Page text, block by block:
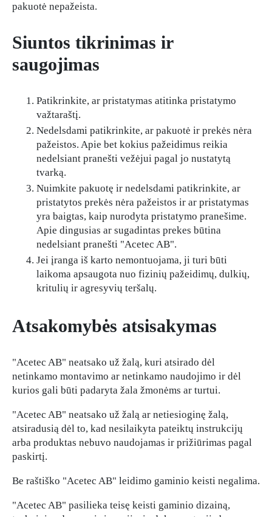
pakuotė nepažeista.
Siuntos tikrinimas ir
saugojimas
Patikrinkite, ar pristatymas atitinka pristatymo
važtaraštį.
Nedelsdami patikrinkite, ar pakuotė ir prekės nėra
pažeistos. Apie bet kokius pažeidimus reikia
nedelsiant pranešti vežėjui pagal jo nustatytą
tvarką.
Nuimkite pakuotę ir nedelsdami patikrinkite, ar
pristatytos prekės nėra pažeistos ir ar pristatymas
yra baigtas, kaip nurodyta pristatymo pranešime.
Apie dingusias ar sugadintas prekes būtina
nedelsiant pranešti "Acetec AB".
Jei įranga iš karto nemontuojama, ji turi būti
laikoma apsaugota nuo fizinių pažeidimų, dulkių,
kritulių ir agresyvių teršalų.
Atsakomybės atsisakymas
"Acetec AB" neatsako už žalą, kuri atsirado dėl
netinkamo montavimo ar netinkamo naudojimo ir dėl
kurios gali būti padaryta žala žmonėms ar turtui.
"Acetec AB" neatsako už žalą ar netiesioginę žalą,
atsiradusią dėl to, kad nesilaikyta pateiktų instrukcijų
arba produktas nebuvo naudojamas ir prižiūrimas pagal
paskirtį.
Be raštiško "Acetec AB" leidimo gaminio keisti negalima.
"Acetec AB" pasilieka teisę keisti gaminio dizainą,